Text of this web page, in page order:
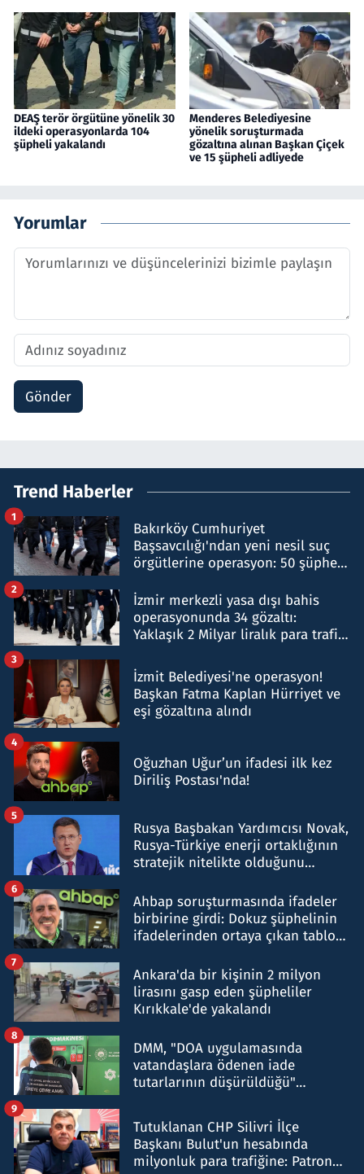
DEAŞ terör örgütüne yönelik 30
ildeki operasyonlarda 104
şüpheli yakalandı
Menderes Belediyesine
yönelik soruşturmada
gözaltına alınan Başkan Çiçek
ve 15 şüpheli adliyede
Yorumlar
Gönder
Trend Haberler
Bakırköy Cumhuriyet
Başsavcılığı'ndan yeni nesil suç
örgütlerine operasyon: 50 şüpheli
1
İzmir merkezli yasa dışı bahis
operasyonunda 34 gözaltı:
Yaklaşık 2 Milyar liralık para trafiği
2
İzmit Belediyesi'ne operasyon!
Başkan Fatma Kaplan Hürriyet ve
eşi gözaltına alındı
3
Oğuzhan Uğur’un ifadesi ilk kez
Diriliş Postası'nda!
4
Rusya Başbakan Yardımcısı Novak,
Rusya-Türkiye enerji ortaklığının
stratejik nitelikte olduğunu
5
Ahbap soruşturmasında ifadeler
birbirine girdi: Dokuz şüphelinin
ifadelerinden ortaya çıkan tablo
6
Ankara'da bir kişinin 2 milyon
lirasını gasp eden şüpheliler
Kırıkkale'de yakalandı
7
DMM, "DOA uygulamasında
vatandaşlara ödenen iade
tutarlarının düşürüldüğü"
8
Tutuklanan CHP Silivri İlçe
Başkanı Bulut'un hesabında
milyonluk para trafiğine: Patron
9